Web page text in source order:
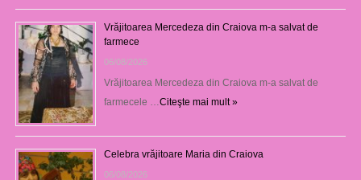
Vrăjitoarea Mercedeza din Craiova m-a salvat de
farmece
06/08/2026
Vrăjitoarea Mercedeza din Craiova m-a salvat de
farmecele … Citeşte mai mult »
Celebra vrăjitoare Maria din Craiova
06/08/2026